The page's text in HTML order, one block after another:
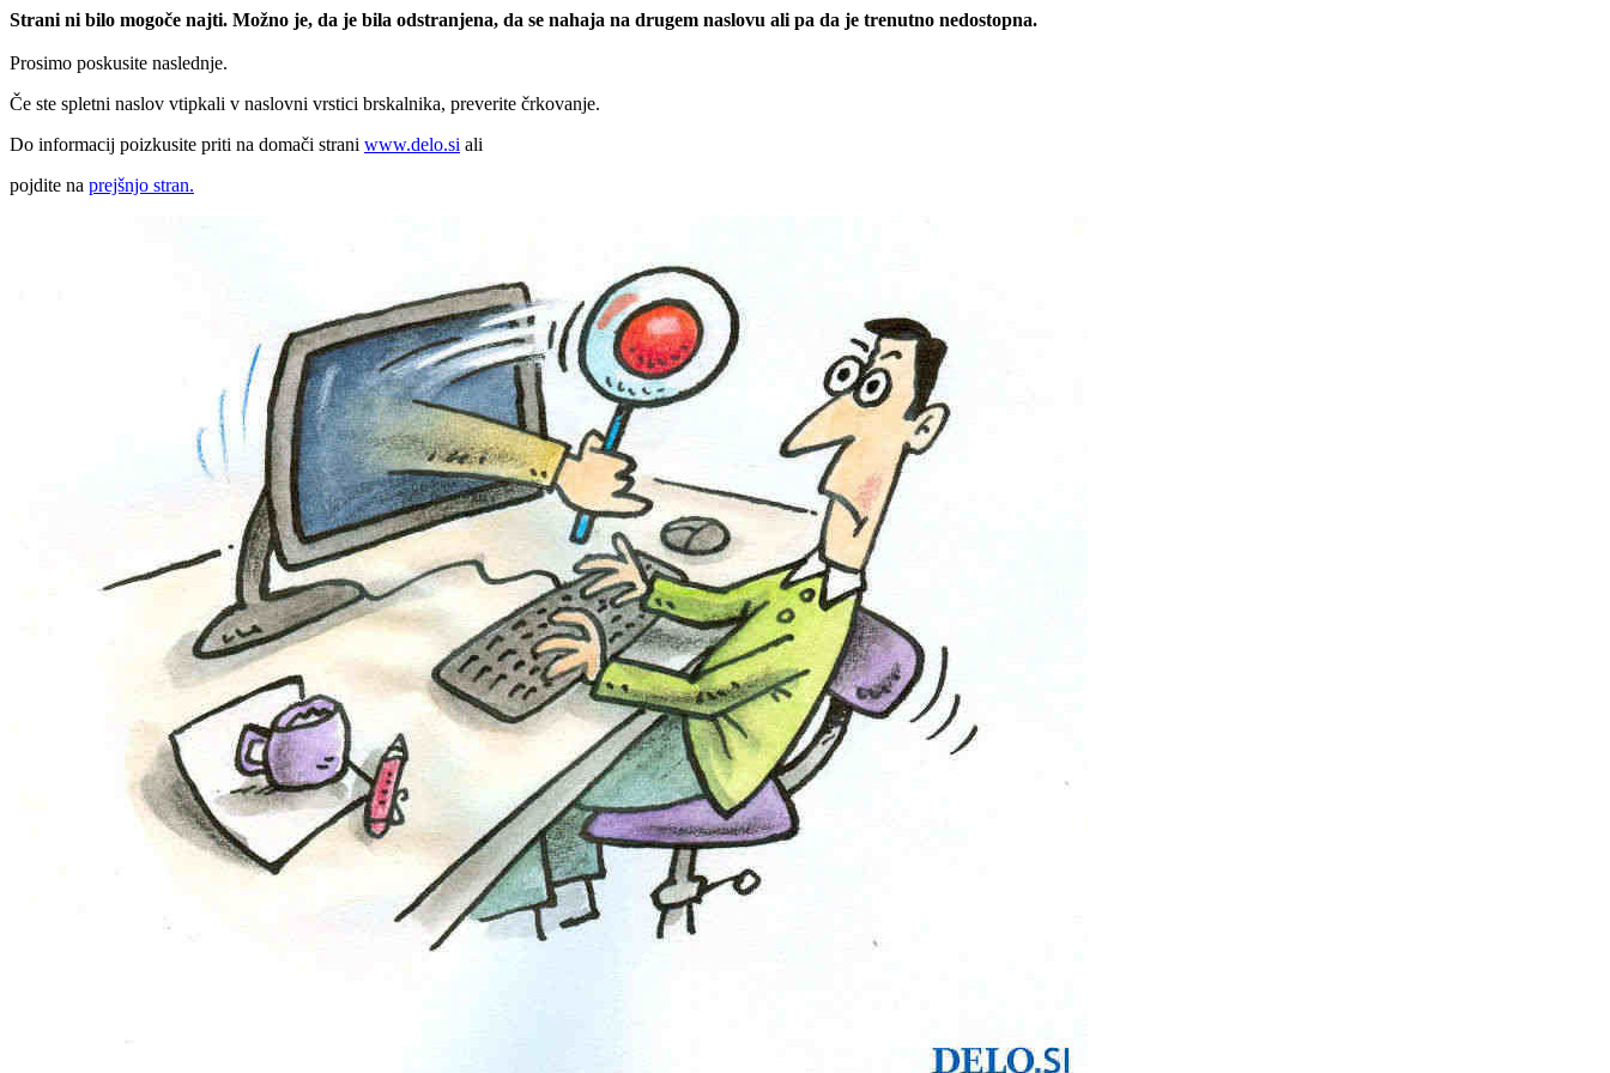
Strani ni bilo mogoče najti. Možno je, da je bila odstranjena, da se nahaja na drugem naslovu ali pa da je trenutno nedostopna.
Prosimo poskusite naslednje.
Če ste spletni naslov vtipkali v naslovni vrstici brskalnika, preverite črkovanje.
Do informacij poizkusite priti na domači strani www.delo.si ali
pojdite na prejšnjo stran.